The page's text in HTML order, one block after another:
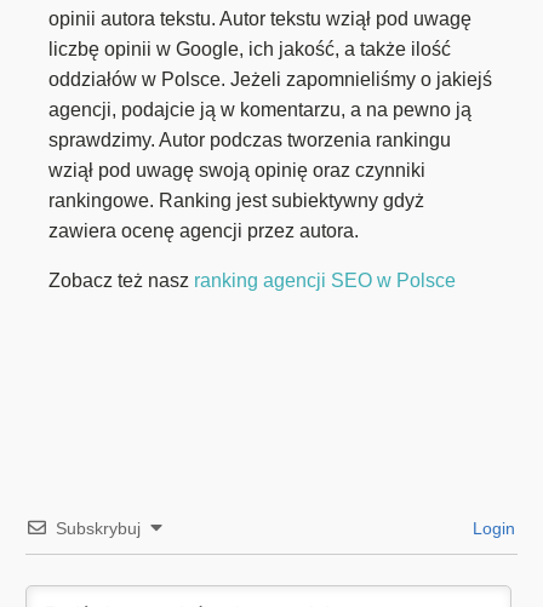
opinii autora tekstu. Autor tekstu wziął pod uwagę
liczbę opinii w Google, ich jakość, a także ilość
oddziałów w Polsce. Jeżeli zapomnieliśmy o jakiejś
agencji, podajcie ją w komentarzu, a na pewno ją
sprawdzimy. Autor podczas tworzenia rankingu
wziął pod uwagę swoją opinię oraz czynniki
rankingowe. Ranking jest subiektywny gdyż
zawiera ocenę agencji przez autora.
Zobacz też nasz ranking agencji SEO w Polsce
Subskrybuj Login